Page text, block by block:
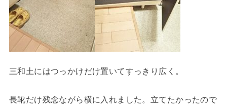
三和土にはつっかけだけ置いてすっきり広く。
長靴だけ残念ながら横に入れました。立てたかったので